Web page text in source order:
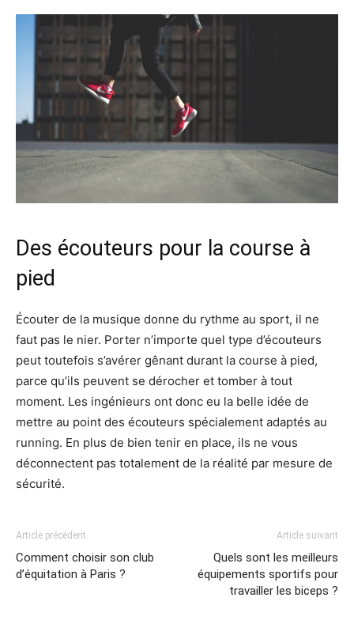
Des écouteurs pour la course à
pied
Écouter de la musique donne du rythme au sport, il ne
faut pas le nier. Porter n’importe quel type d’écouteurs
peut toutefois s’avérer gênant durant la course à pied,
parce qu’ils peuvent se dérocher et tomber à tout
moment. Les ingénieurs ont donc eu la belle idée de
mettre au point des écouteurs spécialement adaptés au
running. En plus de bien tenir en place, ils ne vous
déconnectent pas totalement de la réalité par mesure de
sécurité.
Article précédent
Comment choisir son club
d’équitation à Paris ?
Article suivant
Quels sont les meilleurs
équipements sportifs pour
travailler les biceps ?